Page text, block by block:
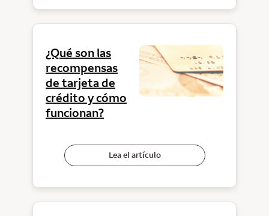
¿Qué son las
recompensas
de tarjeta de
crédito y cómo
funcionan?
Lea el artículo